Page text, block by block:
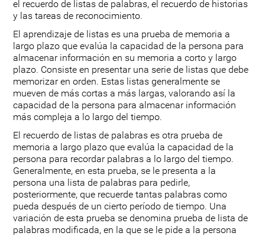
el recuerdo de listas de palabras, el recuerdo de historias
y las tareas de reconocimiento.
El aprendizaje de listas es una prueba de memoria a
largo plazo que evalúa la capacidad de la persona para
almacenar información en su memoria a corto y largo
plazo. Consiste en presentar una serie de listas que debe
memorizar en orden. Estas listas generalmente se
mueven de más cortas a más largas, valorando así la
capacidad de la persona para almacenar información
más compleja a lo largo del tiempo.
El recuerdo de listas de palabras es otra prueba de
memoria a largo plazo que evalúa la capacidad de la
persona para recordar palabras a lo largo del tiempo.
Generalmente, en esta prueba, se le presenta a la
persona una lista de palabras para pedirle,
posteriormente, que recuerde tantas palabras como
pueda después de un cierto período de tiempo. Una
variación de esta prueba se denomina prueba de lista de
palabras modificada, en la que se le pide a la persona